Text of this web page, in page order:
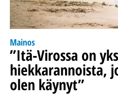
Mainos
”Itä-Virossa on
hiekkarannoista,
olen käynyt”